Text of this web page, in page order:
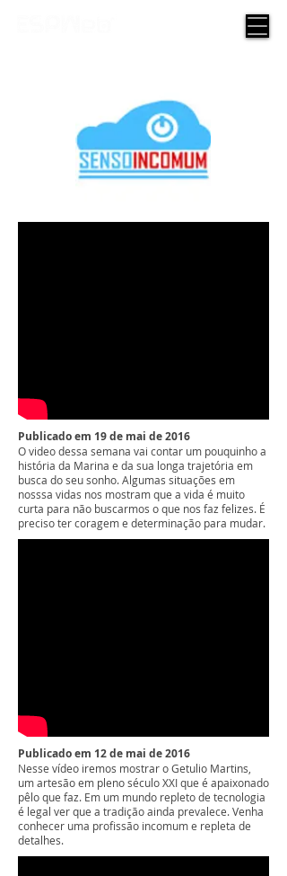
Publicado em 19 de mai de 2016
O video dessa semana vai contar um pouquinho a
história da Marina e da sua longa trajetória em
busca do seu sonho. Algumas situações em
nosssa vidas nos mostram que a vida é muito
curta para não buscarmos o que nos faz felizes. É
preciso ter coragem e determinação para mudar.
Publicado em 12 de mai de 2016
Nesse vídeo iremos mostrar o Getulio Martins,
um artesão em pleno século XXI que é apaixonado
pêlo que faz. Em um mundo repleto de tecnologia
é legal ver que a tradição ainda prevalece. Venha
conhecer uma profissão incomum e repleta de
detalhes.